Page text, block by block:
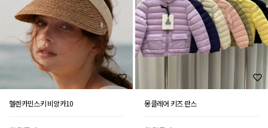
헬렌카민스키 비앙카10 몽클레어 키즈 란스